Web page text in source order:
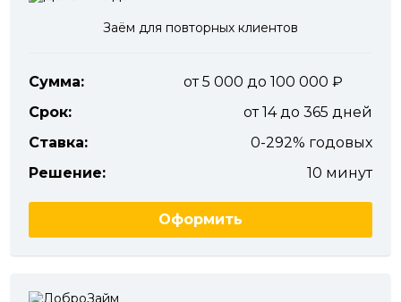
Заём для повторных клиентов
Сумма:
от 5 000 до 100 000
Срок:
от 14 до 365 дней
Ставка:
0-292% годовых
Решение:
10 минут
Оформить